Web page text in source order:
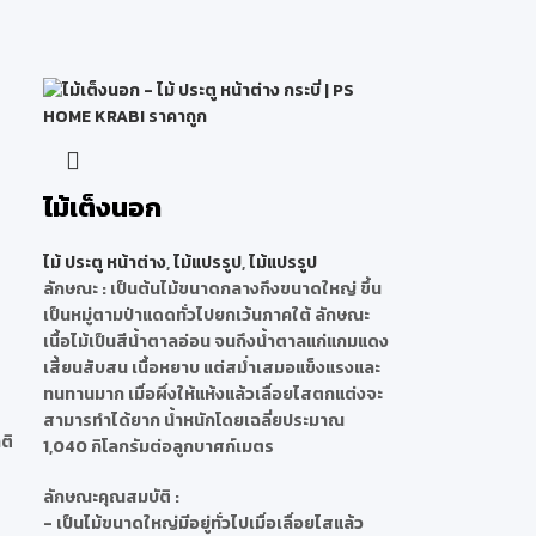
ไม้เต็งนอก
ไม้ ประตู หน้าต่าง,ไม้แปรรูป,ไม้แปรรูป
ลักษณะ: เป็นต้นไม้ขนาดกลางถึงขนาดใหญ่ ขึ้น
เป็นหมู่ตามป่าแดดทั่วไปยกเว้นภาคใต้ ลักษณะ
เนื้อไม้เป็นสีน้ำตาลอ่อน จนถึงน้ำตาลแก่แกมแดง
เสี้ยนสับสน เนื้อหยาบ แต่สม่ำเสมอแข็งแรงและ
ทนทานมาก เมื่อผึ่งให้แห้งแล้วเลื่อยไสตกแต่งจะ
สามารทำได้ยาก น้ำหนักโดยเฉลี่ยประมาณ
1,040 กิโลกรัมต่อลูกบาศก์เมตร
ลักษณะคุณสมบัติ :
- เป็นไม้ขนาดใหญ่มีอยู่ทั่วไปเมื่อเลื่อยไสแล้ว